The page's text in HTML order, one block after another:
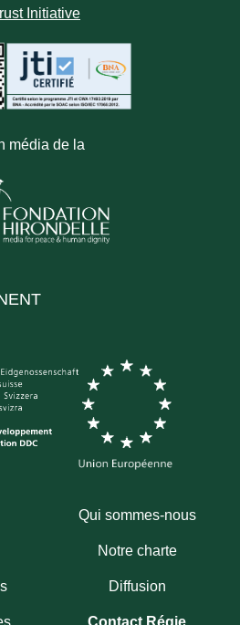
Initiative
média de la
Qui sommes-nous
Notre charte
Diffusion
Contact Régie